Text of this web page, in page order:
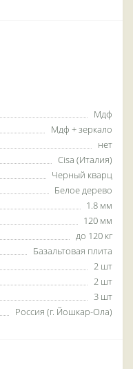
Мдф
Мдф + зеркало
нет
Cisa (Италия)
Черный кварц
Белое дерево
1.8 мм
120 мм
до 120 кг
Базальтовая плита
2 шт
2 шт
3 шт
Россия (г. Йошкар-Ола)